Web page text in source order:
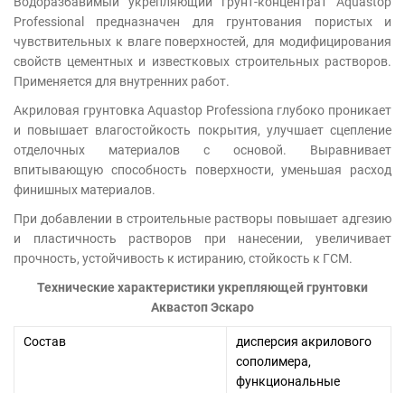
Professional предназначен для грунтования пористых и
чувствительных к влаге поверхностей, для модифицирования
свойств цементных и известковых строительных растворов.
Применяется для внутренних работ.
Акриловая грунтовка Aquastop Professiona глубоко проникает
и повышает влагостойкость покрытия, улучшает сцепление
отделочных материалов с основой. Выравнивает
впитывающую способность поверхности, уменьшая расход
финишных материалов.
При добавлении в строительные растворы повышает адгезию
и пластичность растворов при нанесении, увеличивает
прочность, устойчивость к истиранию, стойкость к ГСМ.
Технические характеристики укрепляющей грунтовки
Аквастоп Эскаро
Состав
дисперсия акрилового
сополимера,
функциональные